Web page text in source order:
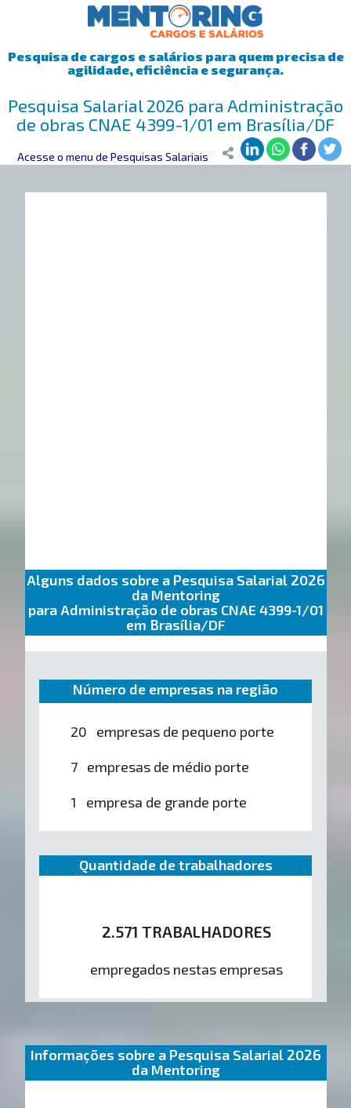
Pesquisa de cargos e salários para quem precisa de
agilidade, eficiência e segurança.
Pesquisa Salarial 2026 para Administração
de obras CNAE 4399-1/01 em Brasília/DF
Mentoring>Pesquisa Salarial>Brasília/DF>Administração de
Acesse o menu de Pesquisas Salariais
Alguns dados sobre a Pesquisa Salarial 2026
da Mentoring
para Administração de obras CNAE 4399-1/01
em Brasília/DF
Número de empresas na região
20 empresas de pequeno porte
7 empresas de médio porte
1 empresa de grande porte
Quantidade de trabalhadores
2.571 TRABALHADORES
empregados nestas empresas
Informações sobre a Pesquisa Salarial 2026
da Mentoring